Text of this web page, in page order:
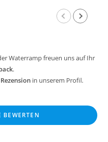
Waterramp freuen uns auf Ihr
.
Rezension in unserem Profil.
BEWERTEN